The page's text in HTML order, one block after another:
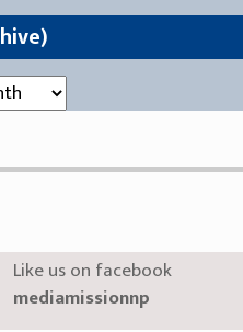
Like us on facebook
mediamissionnp